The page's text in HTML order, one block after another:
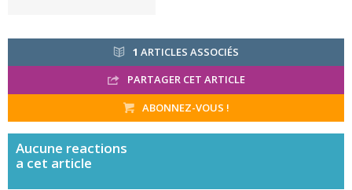
1 ARTICLES ASSOCIÉS
PARTAGER CET ARTICLE
ABONNEZ-VOUS !
Aucune reactions
a cet article